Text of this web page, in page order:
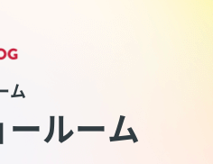
ム
ルーム